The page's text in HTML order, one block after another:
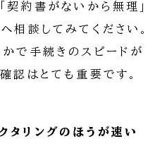
契約書がないから無理」
相談してみてください。
で手続きのスピードが
認はとても重要です。
タリングのほうが速い